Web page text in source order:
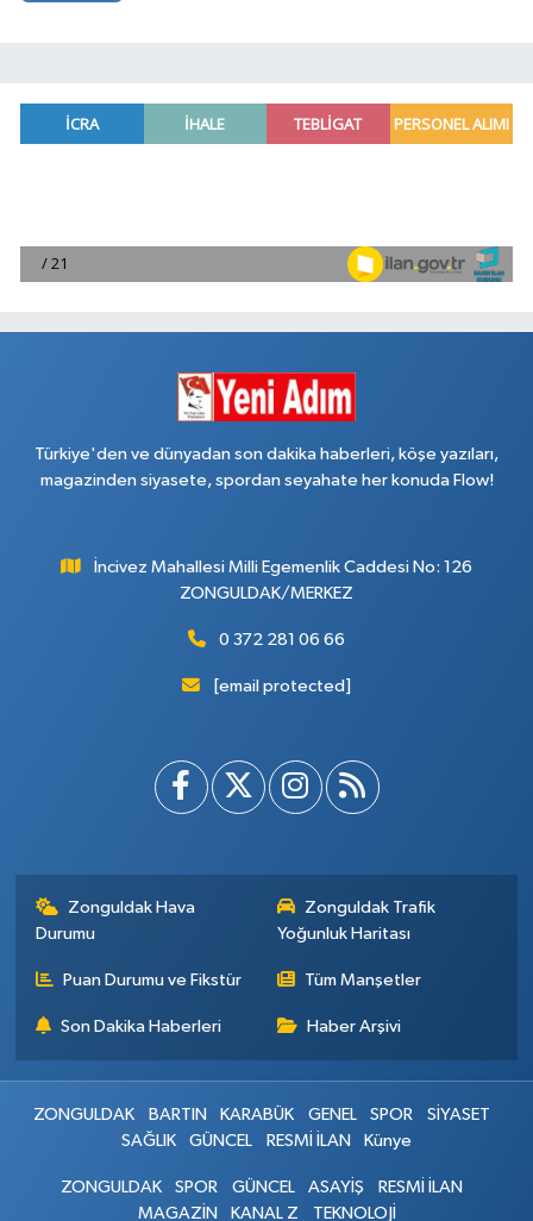
Türkiye'den ve dünyadan son dakika haberleri, köşe yazıları,
magazinden siyasete, spordan seyahate her konuda Flow!
İncivez Mahallesi Milli Egemenlik Caddesi No: 126
ZONGULDAK/MERKEZ
0 372 281 06 66
[email protected]
Zonguldak Hava
Durumu
Zonguldak Trafik
Yoğunluk Haritası
Puan Durumu ve Fikstür Tüm Manşetler
Son Dakika Haberleri Haber Arşivi
ZONGULDAK BARTIN KARABÜK GENEL SPOR
SİYASET
SAĞLIK
GÜNCEL RESMİ İLAN Künye
ZONGULDAK SPOR GÜNCEL ASAYİŞ
RESMİ İLAN
MAGAZİN
KANAL Z TEKNOLOJİ